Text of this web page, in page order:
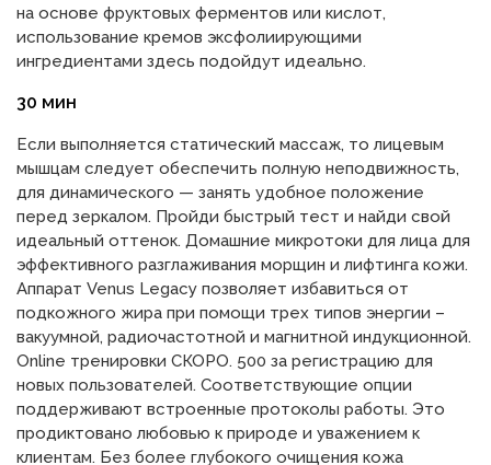
на основе фруктовых ферментов или кислот,
использование кремов эксфолиирующими
ингредиентами здесь подойдут идеально.
30 мин
Если выполняется статический массаж, то лицевым
мышцам следует обеспечить полную неподвижность,
для динамического — занять удобное положение
перед зеркалом. Пройди быстрый тест и найди свой
идеальный оттенок. Домашние микротоки для лица для
эффективного разглаживания морщин и лифтинга кожи.
Аппарат Venus Legacy позволяет избавиться от
подкожного жира при помощи трех типов энергии –
вакуумной, радиочастотной и магнитной индукционной.
Online тренировки СКОРО. 500 за регистрацию для
новых пользователей. Соответствующие опции
поддерживают встроенные протоколы работы. Это
продиктовано любовью к природе и уважением к
клиентам. Без более глубокого очищения кожа